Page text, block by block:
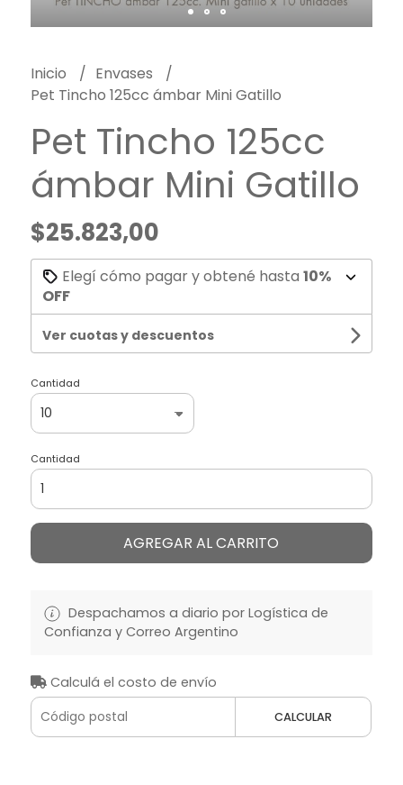
Inicio
Envases
Pet Tincho 125cc ámbar Mini Gatillo
Pet Tincho 125cc
ámbar Mini Gatillo
$25.823,00
Elegí cómo pagar y obtené hasta 10%
OFF
Ver cuotas y descuentos
Cantidad
Cantidad
AGREGAR AL CARRITO
Despachamos a diario por Logística de
Confianza y Correo Argentino
Calculá el costo de envío
CALCULAR